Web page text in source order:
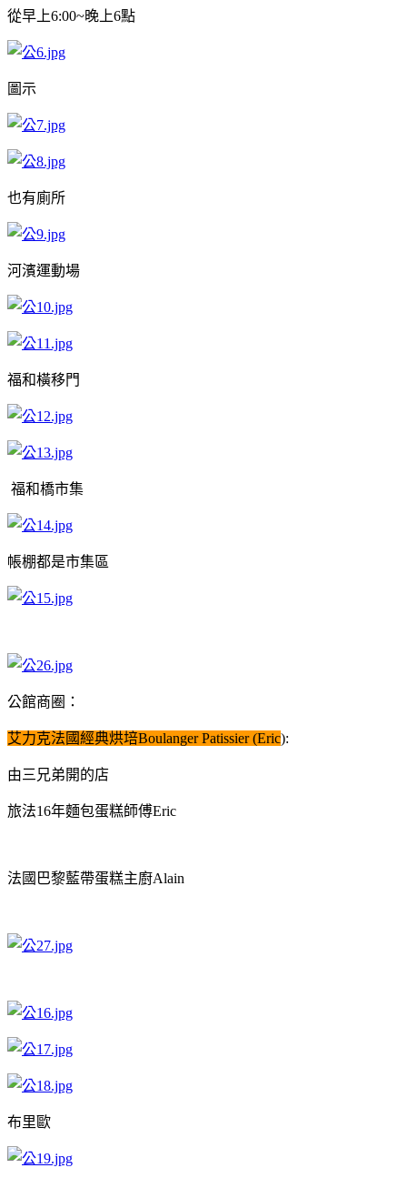
從早上6:00~晚上6點
圖示
也有廁所
河濱運動場
福和橫移門
福和橋市集
帳棚都是市集區
公館商圈：
艾力克法國經典烘培Boulanger Patissier (Eric):
由三兄弟開的店
旅法16年麵包蛋糕師傅Eric
法國巴黎藍帶蛋糕主廚Alain
布里歐